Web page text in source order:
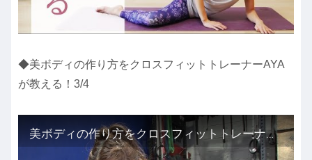
◆美ボディの作り方をクロスフィットトレーナーAYA
が教える！3/4
美ボディの作り方をクロスフィットトレーナーAYAが教える！3/4